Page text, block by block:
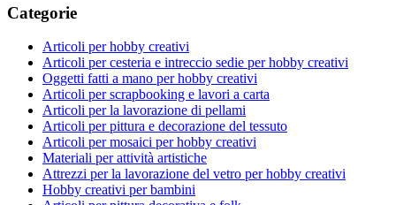
Categorie
Articoli per hobby creativi
Articoli per cesteria e intreccio sedie per hobby creativi
Oggetti fatti a mano per hobby creativi
Articoli per scrapbooking e lavori a carta
Articoli per la lavorazione di pellami
Articoli per pittura e decorazione del tessuto
Articoli per mosaici per hobby creativi
Materiali per attività artistiche
Attrezzi per la lavorazione del vetro per hobby creativi
Hobby creativi per bambini